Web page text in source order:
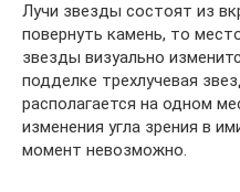
Лучи звезды состоят из
повернуть камень, то
звезды визуально
подделке трехлучевая
располагается на одном
изменения угла зрения в
момент невозможно.